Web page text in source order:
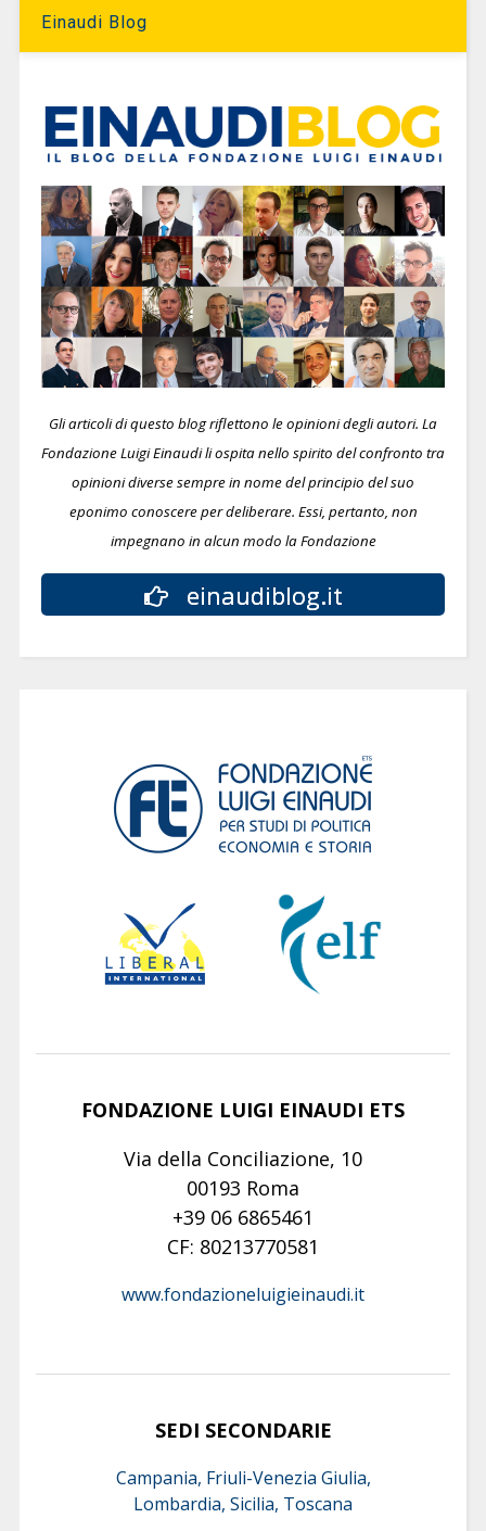
Einaudi Blog
Gli articoli di questo blog riflettono le opinioni degli autori. La
Fondazione Luigi Einaudi li ospita nello spirito del confronto tra
opinioni diverse sempre in nome del principio del suo
eponimo conoscere per deliberare. Essi, pertanto, non
impegnano in alcun modo la Fondazione
einaudiblog.it
FONDAZIONE LUIGI EINAUDI ETS
Via della Conciliazione, 10
00193 Roma
+39 06 6865461
CF: 80213770581
www.fondazioneluigieinaudi.it
SEDI SECONDARIE
Campania, Friuli-Venezia Giulia,
Lombardia, Sicilia, Toscana